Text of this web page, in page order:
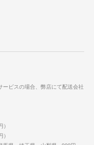
ービスの場合、弊店にて配送会社